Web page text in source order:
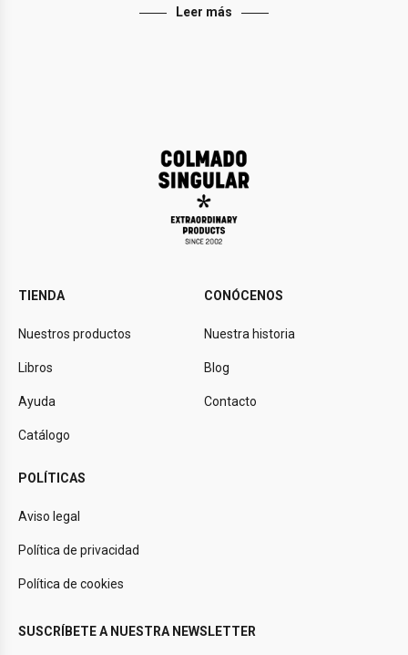
Leer más
TIENDA
Nuestros productos
Libros
Ayuda
Catálogo
CONÓCENOS
Nuestra historia
Blog
Contacto
POLÍTICAS
Aviso legal
Política de privacidad
Política de cookies
SUSCRÍBETE A NUESTRA NEWSLETTER